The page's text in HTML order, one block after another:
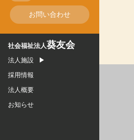
お問い合わせ
社会福祉法人葵友会
法人施設
採用情報
法人概要
お知らせ